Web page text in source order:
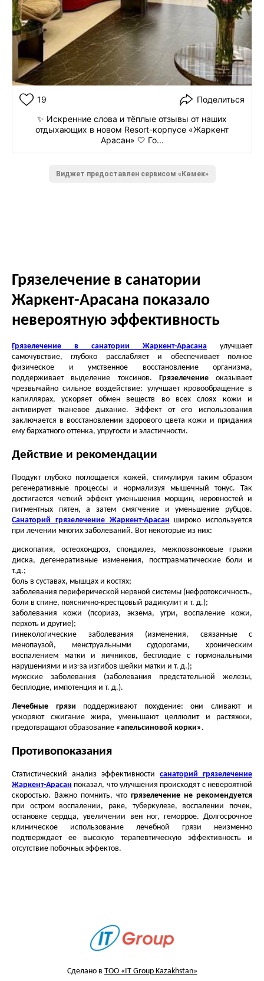
19
Поделиться
✨ Искренние слова и тёплые отзывы от наших
отдыхающих в новом Resort-корпусе «Жаркент
Арасан» 🤍 Го...
Виджет предоставлен сервисом «Көмек»
Грязелечение в санатории
Жаркент-Арасана показало
невероятную эффективность
Грязелечение в санатории Жаркент-Арасана улучшает
самочувствие, глубоко расслабляет и обеспечивает полное
физическое и умственное восстановление организма,
поддерживает выделение токсинов. Грязелечениеоказывает
чрезвычайно сильное воздействие: улучшает кровообращение в
капиллярах, ускоряет обмен веществ во всех слоях кожи и
активирует тканевое дыхание. Эффект от его использования
заключается в восстановлении здорового цвета кожи и придания
ему бархатного оттенка, упругости и эластичности.
Действие и рекомендации
Продукт глубоко поглощается кожей, стимулируя таким образом
регенеративные процессы и нормализуя мышечный тонус. Так
достигается четкий эффект уменьшения морщин, неровностей и
пигментных пятен, а затем смягчение и уменьшение рубцов.
Санаторий грязелечение Жаркент-Арасан широко используется
при лечении многих заболеваний. Вот некоторые из них:
дископатия, остеохондроз, спондилез, межпозвонковые грыжи
диска, дегенеративные изменения, посттравматические боли и
т.д.;
боль в суставах, мышцах и костях;
заболевания периферической нервной системы (нефротоксичность,
боли в спине, пояснично-крестцовый радикулит и т. д.);
заболевания кожи (псориаз, экзема, угри, воспаление кожи,
перхоть и другие);
гинекологические заболевания (изменения, связанные с
менопаузой, менструальными судорогами, хроническим
воспалением матки и яичников, бесплодие с гормональными
нарушениями и из-за изгибов шейки матки и т. д.);
мужские заболевания (заболевания предстательной железы,
бесплодие, импотенция и т. д.).
Лечебные грязи поддерживают похудение: они сливают и
ускоряют сжигание жира, уменьшают целлюлит и растяжки,
предотвращают образование «апельсиновой корки» .
Противопоказания
Статистический анализ эффективности санаторий грязелечение
Жаркент-Арасан показал, что улучшения происходят с невероятной
скоростью. Важно помнить, что грязелечение не рекомендуется
при остром воспалении, раке, туберкулезе, воспалении почек,
остановке сердца, увеличении вен ног, геморрое. Долгосрочное
клиническое использование лечебной грязи неизменно
подтверждает ее высокую терапевтическую эффективность и
отсутствие побочных эффектов.
Сделано в ТОО «IT Group Kazakhstan»